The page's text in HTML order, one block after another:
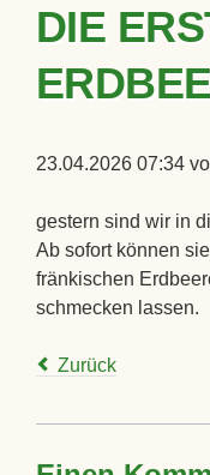
überspringen
DIE
23.04.2026 07:34
gestern sind wir in
Ab sofort können
fränkischen
schmecken lassen.
Zurück